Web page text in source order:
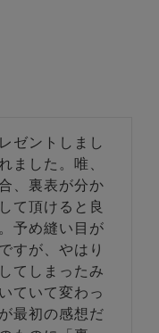
ゼントしまし
ました。唯、
、裏表が分か
て頂けると良
予め縫い目が
すが、やはり
てしまったみ
ていて変わっ
最初の感想だ